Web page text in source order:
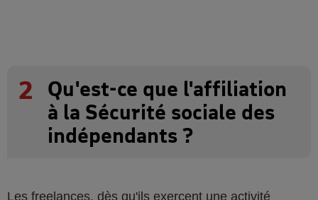
2
Qu'est-ce que l'affiliation
à la Sécurité sociale des
indépendants ?
Les freelances, dès qu'ils exercent une activité